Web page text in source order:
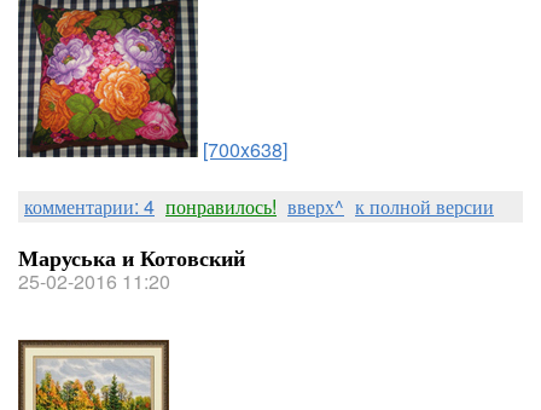
[700x638]
комментарии: 4 понравилось! вверх^ к полной версии
Маруська и Котовский
25-02-2016 11:20